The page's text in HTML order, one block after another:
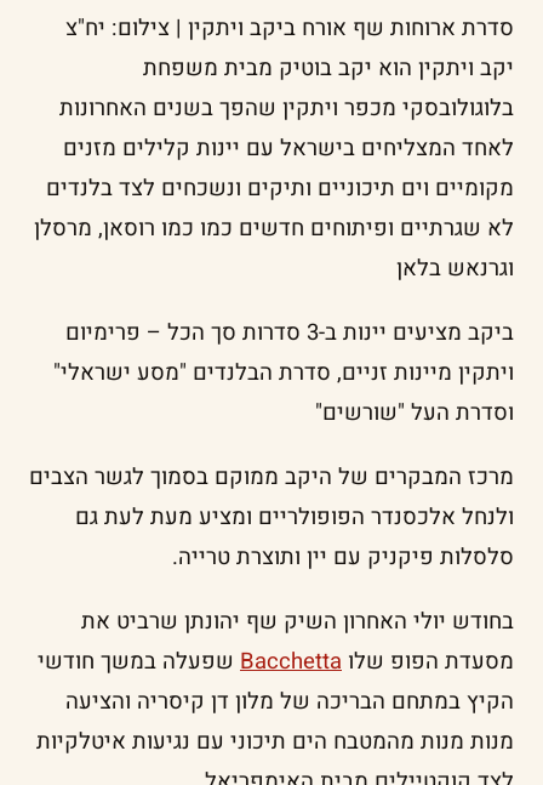
סדרת ארוחות שף אורח ביקב ויתקין | צילום: יח"צ
יקב ויתקין הוא יקב בוטיק מבית משפחת
בלוגולובסקי מכפר ויתקין שהפך בשנים האחרונות
לאחד המצליחים בישראל עם יינות קלילים מזנים
מקומיים וים תיכוניים ותיקים ונשכחים לצד בלנדים
לא שגרתיים ופיתוחים חדשים כמו כמו רוסאן, מרסלן
וגרנאש בלאן
ביקב מציעים יינות ב-3 סדרות סך הכל – פרימיום
ויתקין מיינות זניים, סדרת הבלנדים "מסע ישראלי"
וסדרת העל "שורשים"
מרכז המבקרים של היקב ממוקם בסמוך לגשר הצבים
ולנחל אלכסנדר הפופולריים ומציע מעת לעת גם
סלסלות פיקניק עם יין ותוצרת טרייה.
בחודש יולי האחרון השיק שף יהונתן שרביט את
מסעדת הפופ שלו Bacchetta שפעלה במשך חודשי
הקיץ במתחם הבריכה של מלון דן קיסריה והציעה
מנות מנות מהמטבח הים תיכוני עם נגיעות איטלקיות